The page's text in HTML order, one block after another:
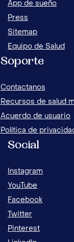
App de sueño
Press
Sitemap
Equipo de Salud
Soporte
Contactanos
Recursos de salud
Acuerdo de usuario
Política de
Social
Instagram
YouTube
Facebook
Twitter
Pinterest